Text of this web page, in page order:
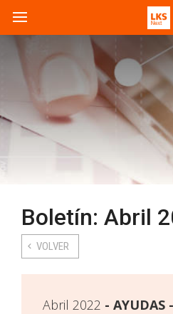
Boletín: Abril
VOLVER
Abril 2022 AYUDAS